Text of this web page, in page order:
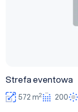
Strefa eventowa
572 m2 200